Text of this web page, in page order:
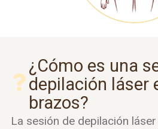
¿Cómo es una
depilación láser
brazos?
La sesión de depilación